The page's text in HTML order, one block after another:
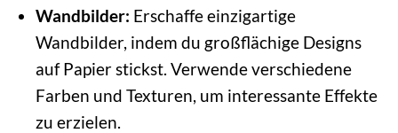
Wandbilder: Erschaffe einzigartige
Wandbilder, indem du großflächige Designs
auf Papier stickst. Verwende verschiedene
Farben und Texturen, um interessante Effekte
zu erzielen.